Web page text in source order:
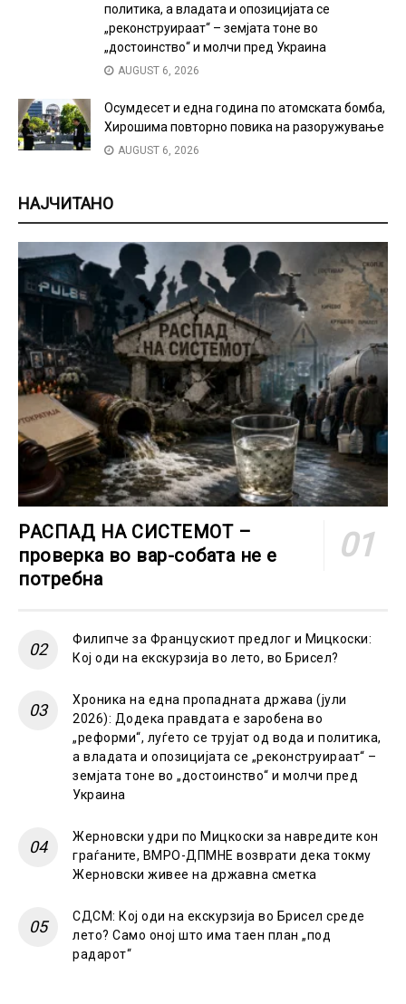
политика, а владата и опозицијата се
„реконструираат“ – земјата тоне во
„достоинство“ и молчи пред Украина
AUGUST 6, 2026
Осумдесет и една година по атомската бомба,
Хирошима повторно повика на разоружување
AUGUST 6, 2026
НАЈЧИТАНО
РАСПАД НА СИСТЕМОТ –
проверка во вар-собата не е
потребна
Филипче за Францускиот предлог и Мицкоски:
Кој оди на екскурзија во лето, во Брисел?
Хроника на една пропадната држава (јули
2026): Додека правдата е заробена во
„реформи“, луѓето се трујат од вода и политика,
а владата и опозицијата се „реконструираат“ –
земјата тоне во „достоинство“ и молчи пред
Украина
Жерновски удри по Мицкоски за навредите кон
граѓаните, ВМРО-ДПМНЕ возврати дека токму
Жерновски живее на државна сметка
СДСМ: Кој оди на екскурзија во Брисел среде
лето? Само оној што има таен план „под
радарот“